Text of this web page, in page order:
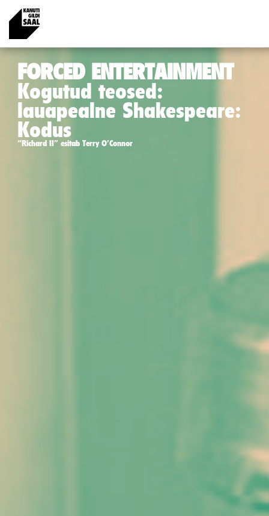
FORCED ENTERTAINMENT
Kogutud teosed:
lauapealne Shakespeare:
Kodus
“Richard II” esitab Terry O’Connor